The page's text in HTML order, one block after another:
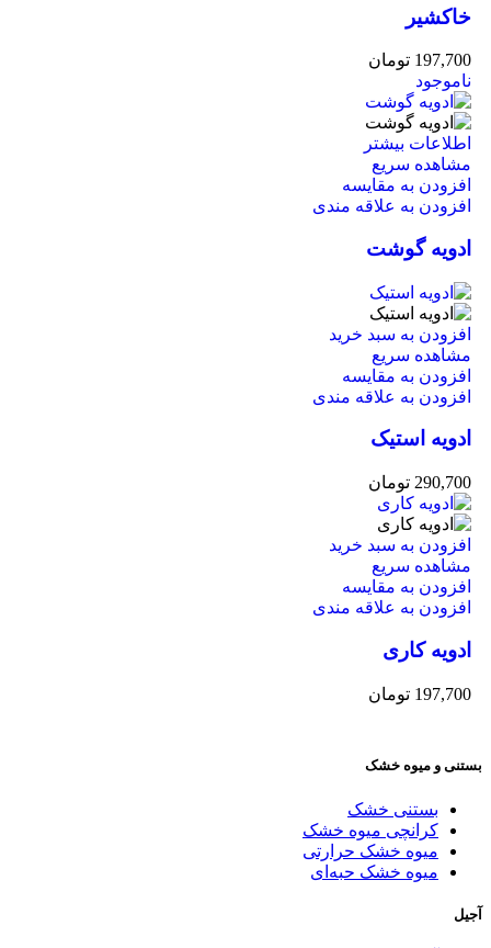
خاکشیر
197,700 تومان
ناموجود
اطلاعات بیشتر
مشاهده سریع
افزودن به مقایسه
افزودن به علاقه مندی
ادویه گوشت
افزودن به سبد خرید
مشاهده سریع
افزودن به مقایسه
افزودن به علاقه مندی
ادویه استیک
290,700 تومان
افزودن به سبد خرید
مشاهده سریع
افزودن به مقایسه
افزودن به علاقه مندی
ادویه کاری
197,700 تومان
بستنی و میوه خشک
بستنی خشک
کرانچی میوه خشک
میوه خشک حرارتی
میوه خشک حبه‌ای
آجیل